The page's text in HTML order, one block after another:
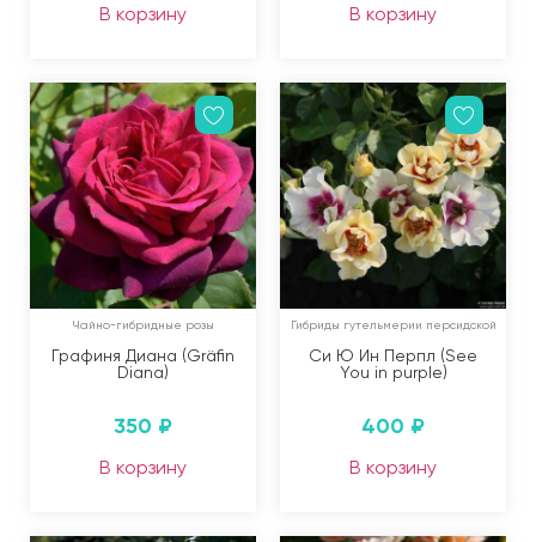
В корзину В корзину
Чайно-гибридные розы
Графиня Диана (Gräfin
Diana)
350 ₽
В корзину
Гибриды гутельмерии персидской
Си Ю Ин Перпл (See
You in purple)
400 ₽
В корзину